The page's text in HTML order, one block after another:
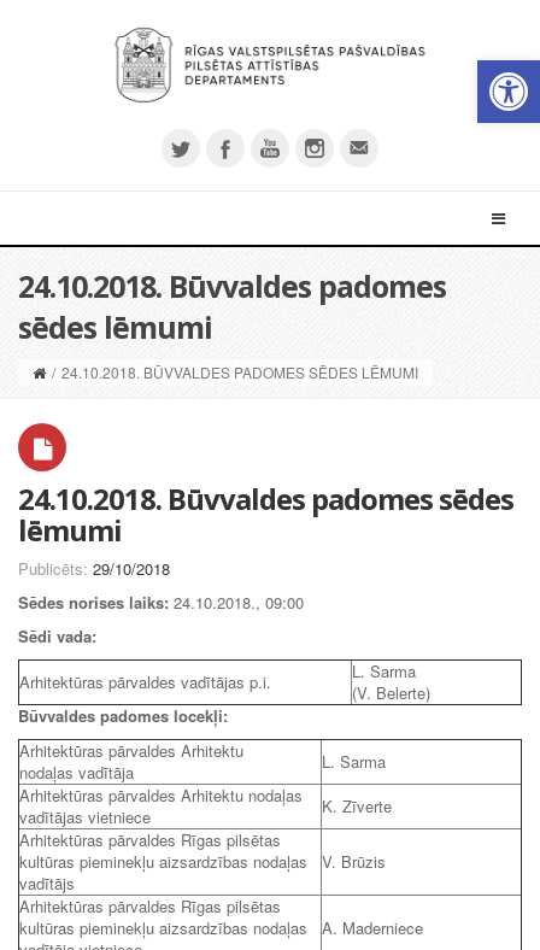
24.10.2018. Būvvaldes padomes
sēdes lēmumi
/ 24.10.2018. BŪVVALDES PADOMES SĒDES LĒMUMI
24.10.2018. Būvvaldes padomes sēdes
lēmumi
Publicēts: 29/10/2018
Sēdes norises laiks: 24.10.2018., 09:00
Sēdi vada:
Arhitektūras pārvaldes vadītājas p.i.
L. Sarma
(V. Belerte)
Būvvaldes padomes locekļi:
Arhitektūras pārvaldes Arhitektu
nodaļas vadītāja
L. Sarma
Arhitektūras pārvaldes Arhitektu nodaļas
vadītājas vietniece
K. Zīverte
Arhitektūras pārvaldes Rīgas pilsētas
kultūras pieminekļu aizsardzības nodaļas
vadītājs
V. Brūzis
Arhitektūras pārvaldes Rīgas pilsētas
kultūras pieminekļu aizsardzības nodaļas
A. Maderniece